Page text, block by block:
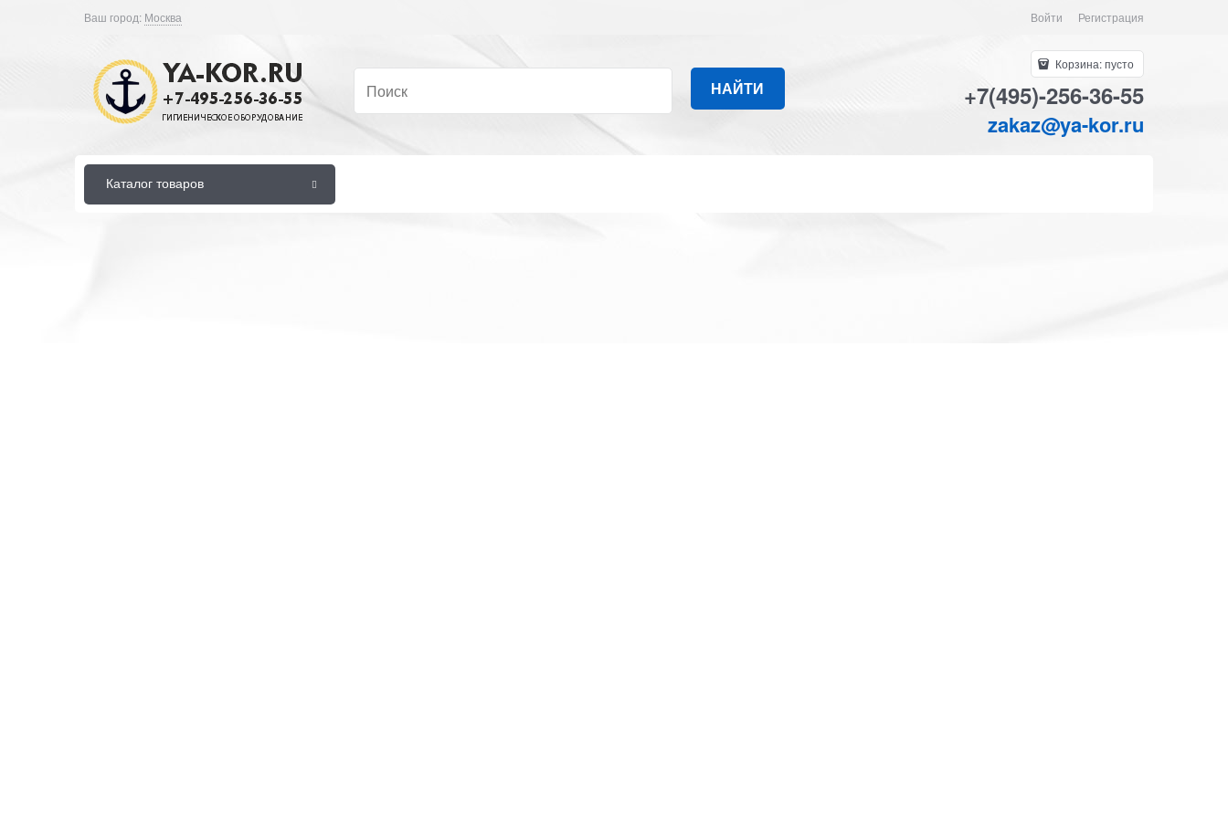
Ваш город: Москва Войти Регистрация
НАЙТИ
Корзина:пусто
+7(495)-256-36-55
zakaz@ya-kor.ru
Каталог товаров